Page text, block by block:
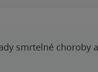
smrtelné choroby